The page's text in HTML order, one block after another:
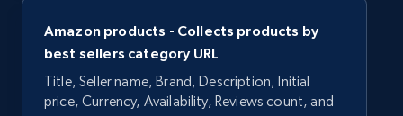
Amazon products - Collects products by
best sellers category URL
Title, Seller name, Brand, Description, Initial
price, Currency, Availability, Reviews count, and